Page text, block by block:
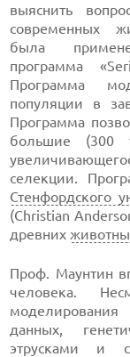
выяснить
современных
была
программа
Программа
популяции в
Программа
большие (300
селекции.
Стенфордского
(Christian
древних
Проф. Маунтин
человека.
данных,
этрусками и